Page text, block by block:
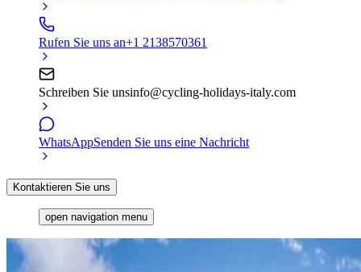
Rufen Sie uns an+1 2138570361
Schreiben Sie unsinfo@cycling-holidays-italy.com
WhatsAppSenden Sie uns eine Nachricht
Kontaktieren Sie uns
open navigation menu